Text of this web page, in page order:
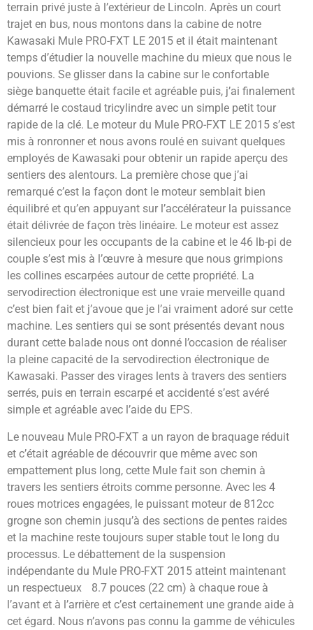
terrain privé juste à l’extérieur de Lincoln. Après un court
trajet en bus, nous montons dans la cabine de notre
Kawasaki Mule PRO-FXT LE 2015 et il était maintenant
temps d’étudier la nouvelle machine du mieux que nous le
pouvions. Se glisser dans la cabine sur le confortable
siège banquette était facile et agréable puis, j’ai finalement
démarré le costaud tricylindre avec un simple petit tour
rapide de la clé. Le moteur du Mule PRO-FXT LE 2015 s’est
mis à ronronner et nous avons roulé en suivant quelques
employés de Kawasaki pour obtenir un rapide aperçu des
sentiers des alentours. La première chose que j’ai
remarqué c’est la façon dont le moteur semblait bien
équilibré et qu’en appuyant sur l’accélérateur la puissance
était délivrée de façon très linéaire. Le moteur est assez
silencieux pour les occupants de la cabine et le 46 lb-pi de
couple s’est mis à l’œuvre à mesure que nous grimpions
les collines escarpées autour de cette propriété. La
servodirection électronique est une vraie merveille quand
c’est bien fait et j’avoue que je l’ai vraiment adoré sur cette
machine. Les sentiers qui se sont présentés devant nous
durant cette balade nous ont donné l’occasion de réaliser
la pleine capacité de la servodirection électronique de
Kawasaki. Passer des virages lents à travers des sentiers
serrés, puis en terrain escarpé et accidenté s’est avéré
simple et agréable avec l’aide du EPS.
Le nouveau Mule PRO-FXT a un rayon de braquage réduit
et c’était agréable de découvrir que même avec son
empattement plus long, cette Mule fait son chemin à
travers les sentiers étroits comme personne. Avec les 4
roues motrices engagées, le puissant moteur de 812cc
grogne son chemin jusqu’à des sections de pentes raides
et la machine reste toujours super stable tout le long du
processus. Le débattement de la suspension
indépendante du Mule PRO-FXT 2015 atteint maintenant
un respectueux 8.7 pouces (22 cm) à chaque roue à
l’avant et à l’arrière et c’est certainement une grande aide à
cet égard. Nous n’avons pas connu la gamme de véhicules